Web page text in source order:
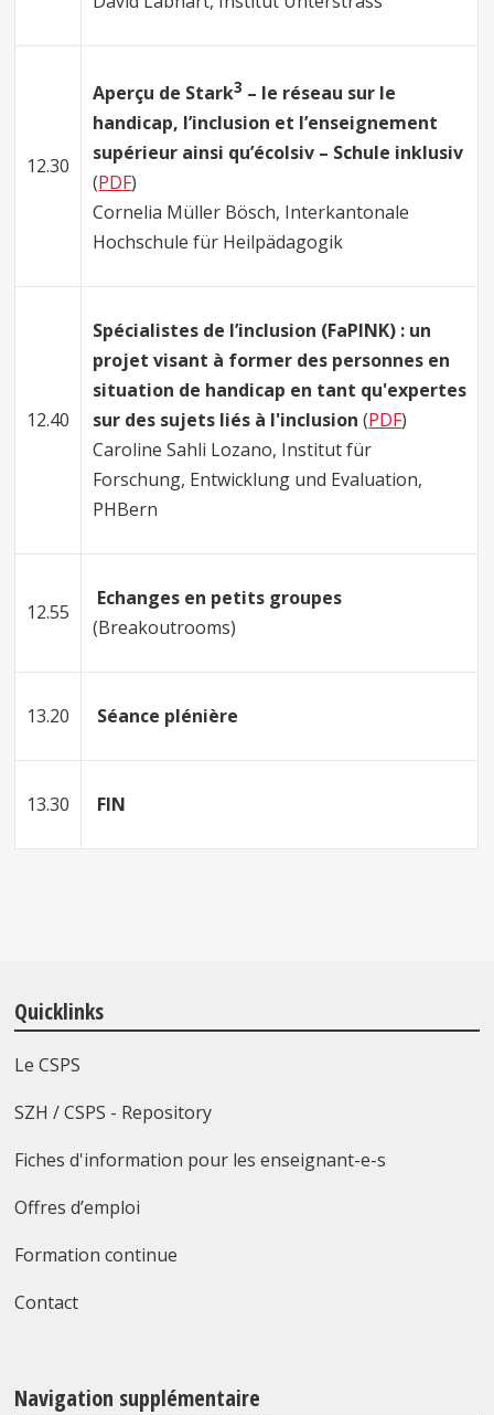
12.30
Aperçu de Stark3 – le réseau sur le
handicap, l’inclusion et l’enseignement
supérieur ainsi qu’écolsiv – Schule inklusiv
(PDF)
Cornelia Müller Bösch, Interkantonale
Hochschule für Heilpädagogik
12.40
Spécialistes de l’inclusion (FaPINK) : un
projet visant à former des personnes en
situation de handicap en tant qu'expertes
sur des sujets liés à l'inclusion(PDF)
Caroline Sahli Lozano, Institut für
Forschung, Entwicklung und Evaluation,
PHBern
12.55
Echanges en petits groupes
(Breakoutrooms)
13.20 Séance plénière
13.30 FIN
Quicklinks
Le CSPS
SZH / CSPS - Repository
Fiches d'information pour les enseignant-e-s
Offres d’emploi
Formation continue
Contact
Navigation supplémentaire